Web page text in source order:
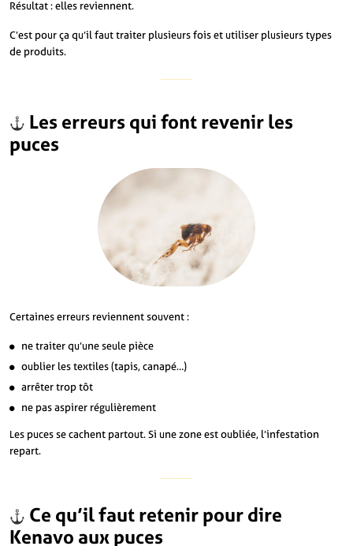
Résultat : elles reviennent.
C’est pour ça qu’il faut traiter plusieurs fois et utiliser plusieurs types
de produits.
Les erreurs qui font revenir les
puces
Certaines erreurs reviennent souvent :
ne traiter qu’une seule pièce
oublier les textiles (tapis, canapé…)
arrêter trop tôt
ne pas aspirer régulièrement
Les puces se cachent partout. Si une zone est oubliée, l’infestation
repart.
Ce qu’il faut retenir pour dire
Kenavo auxpuces